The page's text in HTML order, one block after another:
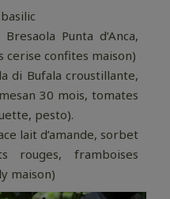
Punta d’Anca,
cerise confites maison)
di Bufala croustillante,
30 mois, tomates
pesto).
lait d’amande, sorbet
rouges, framboises
maison)